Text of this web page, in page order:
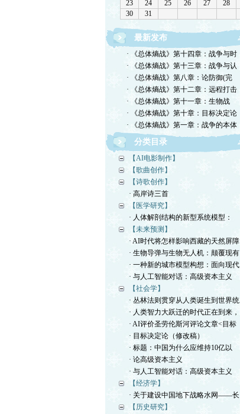
最新发布
· 《总体熵战》第十四章：战争与时
· 《总体熵战》第十三章：战争与认
· 《总体熵战》第八章：论防御(完
· 《总体熵战》第十二章：远程打击
· 《总体熵战》第十一章：生物战
· 《总体熵战》第十章：目标决定论
· 《总体熵战》第一章：战争的本体
分类目录
【AI电影制作】
【歌曲创作】
【诗歌创作】
· 高岸诗三首
【医学研究】
· 人体解剖结构的新型系统模型：
【未来预测】
· AI时代将怎样影响西藏的天然屏障
· 生物导弹与生物无人机：颠覆现有
· 一种新的城市模型构想：面向现代
· 与人工智能对话：高级资本主义
【社会学】
· 丛林法则贯穿从人类诞生到世界统
· 人类智力大跃迁的时代正在到来，
· AI评价圣劳伦斯河评论文章<目标
· 目标决定论（修改稿）
· 标题：中国为什么应维持10亿以
· 论高级资本主义
· 与人工智能对话：高级资本主义
【经济学】
· 关于建设中国地下战略水网——长
【历史研究】